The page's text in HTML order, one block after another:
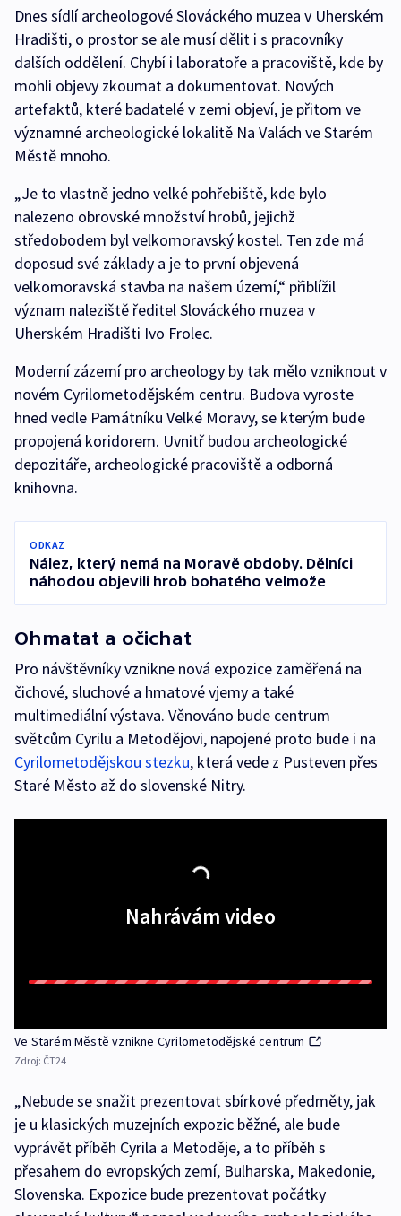
Dnes sídlí archeologové Slováckého muzea v Uherském
Hradišti, o prostor se ale musí dělit i s pracovníky
dalších oddělení. Chybí i laboratoře a pracoviště, kde by
mohli objevy zkoumat a dokumentovat. Nových
artefaktů, které badatelé v zemi objeví, je přitom ve
významné archeologické lokalitě Na Valách ve Starém
Městě mnoho.
„Je to vlastně jedno velké pohřebiště, kde bylo
nalezeno obrovské množství hrobů, jejichž
středobodem byl velkomoravský kostel. Ten zde má
doposud své základy a je to první objevená
velkomoravská stavba na našem území,“ přiblížil
význam naleziště ředitel Slováckého muzea v
Uherském Hradišti Ivo Frolec.
Moderní zázemí pro archeology by tak mělo vzniknout v
novém Cyrilometodějském centru. Budova vyroste
hned vedle Památníku Velké Moravy, se kterým bude
propojená koridorem. Uvnitř budou archeologické
depozitáře, archeologické pracoviště a odborná
knihovna.
ODKAZ
Nález, který nemá na Moravě obdoby. Dělníci
náhodou objevili hrob bohatého velmože
Ohmatat a očichat
Pro návštěvníky vznikne nová expozice zaměřená na
čichové, sluchové a hmatové vjemy a také
multimediální výstava. Věnováno bude centrum
světcům Cyrilu a Metodějovi, napojené proto bude i na
Cyrilometodějskou stezku, která vede z Pusteven přes
Staré Město až do slovenské Nitry.
Nahrávám video
Ve Starém Městě vznikne Cyrilometodějské centrum
Zdroj: ČT24
„Nebude se snažit prezentovat sbírkové předměty, jak
je u klasických muzejních expozic běžné, ale bude
vyprávět příběh Cyrila a Metoděje, a to příběh s
přesahem do evropských zemí, Bulharska, Makedonie,
Slovenska. Expozice bude prezentovat počátky